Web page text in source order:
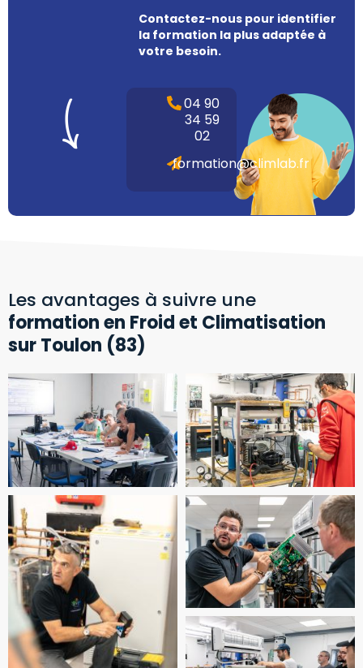
Contactez-nous pour identifier
la formation la plus adaptée à
votre besoin.
04 90
34 59
02
formation@climlab.fr
Les avantages à suivre une
formation en Froid et Climatisation
sur Toulon (83)